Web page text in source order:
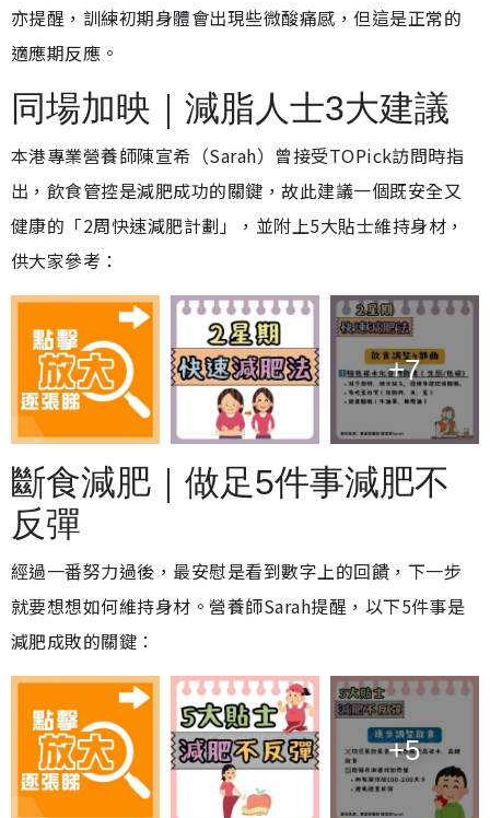
亦提醒，訓練初期身體會出現些微酸痛感，但這是正常的
適應期反應。
同場加映｜減脂人士3大建議
本港專業營養師陳宣希（Sarah）曾接受TOPick訪問時指
出，飲食管控是減肥成功的關鍵，故此建議一個既安全又
健康的「2周快速減肥計劃」，並附上5大貼士維持身材，
供大家參考：
+7
斷食減肥｜做足5件事減肥不
反彈
經過一番努力過後，最安慰是看到數字上的回饋，下一步
就要想想如何維持身材。營養師Sarah提醒，以下5件事是
減肥成敗的關鍵：
+5